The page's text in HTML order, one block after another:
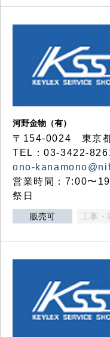
河野金物（有）
〒154-0024 東京
TEL：03-3422-
ono-
営業時間：7:00〜
祭日
販売可 工事・